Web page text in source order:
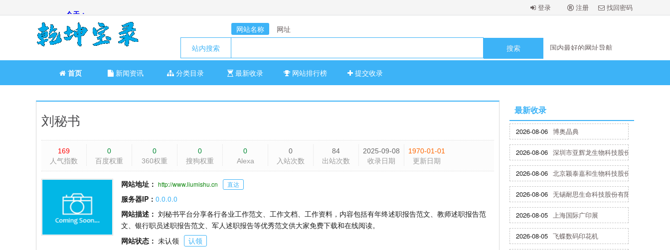
登录 注册 找回密码
网站名称
网址
站内搜索
国内最好的网址导航
国内最好的网址导航
国内最好的网址导航
首页 新闻资讯 分类目录 最新收录 网站排行榜 提交收录
刘秘书
169
人气指数
0
百度权重
0
360权重
0
搜狗权重
0
Alexa
0
入站次数
84
出站次数
2025-09-08
收录日期
1970-01-01
更新日期
网站地址： http://www.liumishu.cn 直达
服务器IP： 0.0.0.0
网站描述： 刘秘书平台分享各行各业工作范文、工作文档、工作资料，内容包括有年终述职报告范文、教师述职报告范
文、银行职员述职报告范文、军人述职报告等优秀范文供大家免费下载和在线阅读。
网站状态： 未认领
认领
最新收录
2026-08-06 博奥晶典
2026-08-06 深圳市亚辉龙生物科技股份有限公司
2026-08-06 北京颖泰嘉和生物科技股份有限公司
2026-08-06 无锡耐思生命科技股份有限公司
2026-08-05 上海国际广印展
2026-08-05 飞蝶数码印花机